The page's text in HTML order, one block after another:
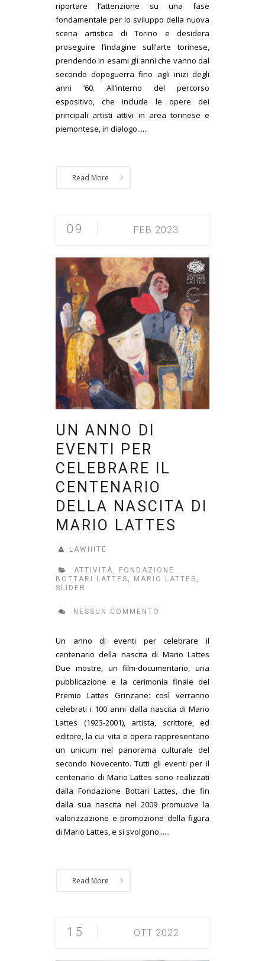
riportare l’attenzione su una fase
fondamentale per lo sviluppo della nuova
scena artistica di Torino e desidera
proseguire l’indagine sull’arte torinese,
prendendo in esami gli anni che vanno dal
secondo dopoguerra fino agli inizi degli
anni ’60. All’interno del percorso
espositivo, che include le opere dei
principali artisti attivi in area torinese e
piemontese, in dialogo......
Read More
09 FEB 2023
UN ANNO DI
EVENTI PER
CELEBRARE IL
CENTENARIO
DELLA NASCITA DI
MARIO LATTES
LAWHITE
ATTIVITÀ ,
FONDAZIONE
BOTTARI LATTES , MARIO LATTES ,
SLIDER
NESSUN COMMENTO
Un anno di eventi per celebrare il
centenario della nascita di Mario Lattes
Due mostre, un film-documentario, una
pubblicazione e la cerimonia finale del
Premio Lattes Grinzane: così verranno
celebrati i 100 anni dalla nascita di Mario
Lattes (1923-2001), artista, scrittore, ed
editore, la cui vita e opera rappresentano
un unicum nel panorama culturale del
secondo Novecento. Tutti gli eventi per il
centenario di Mario Lattes sono realizzati
dalla Fondazione Bottari Lattes, che fin
dalla sua nascita nel 2009 promuove la
valorizzazione e promozione della figura
di Mario Lattes, e si svolgono......
Read More
15 OTT 2022